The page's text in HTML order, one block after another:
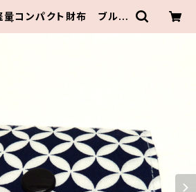
量コンパクト財布 ブルー